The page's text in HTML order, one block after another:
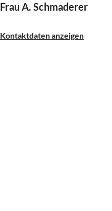
Frau A. Schmaderer
Kontaktdaten anzeigen